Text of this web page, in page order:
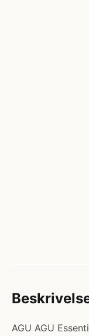
AGU AGU